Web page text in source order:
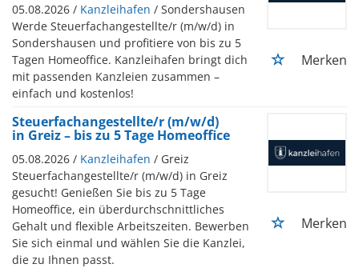
05.08.2026 / Kanzleihafen / Sondershausen
Werde Steuerfachangestellte/r (m/w/d) in
Sondershausen und profitiere von bis zu 5
Tagen Homeoffice. Kanzleihafen bringt dich
mit passenden Kanzleien zusammen –
einfach und kostenlos!
Merken
Steuerfachangestellte/r (m/w/d)
in Greiz – bis zu 5 Tage Homeoffice
05.08.2026 / Kanzleihafen / Greiz
Steuerfachangestellte/r (m/w/d) in Greiz
gesucht! Genießen Sie bis zu 5 Tage
Homeoffice, ein überdurchschnittliches
Gehalt und flexible Arbeitszeiten. Bewerben
Sie sich einmal und wählen Sie die Kanzlei,
die zu Ihnen passt.
Merken